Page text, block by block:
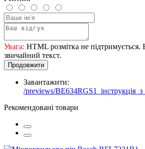
Увага: HTML розмітка не підтримується.
звичайний текст.
Продовжити
Завантажити:
/previews/
Рекомендовані товари